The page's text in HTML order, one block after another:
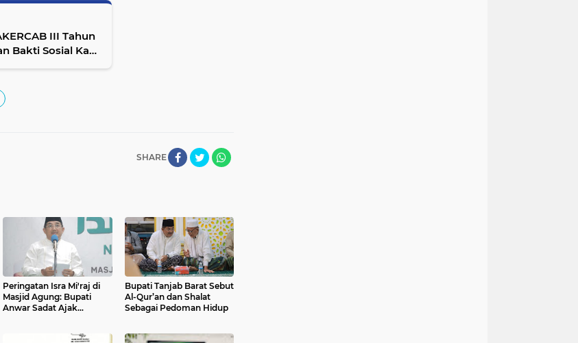
III Tahun
Bakti Sosial Kab.
SHARE
Peringatan Isra Mi'raj di
Masjid Agung: Bupati
Anwar Sadat Ajak
Bupati Tanjab Barat Sebut
Al-Qur’an dan Shalat
Sebagai Pedoman Hidup